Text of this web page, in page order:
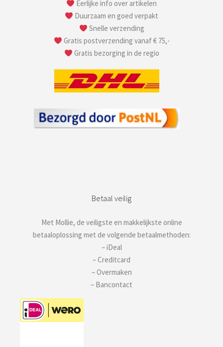
Eerlijke info over artikelen
Duurzaam en goed verpakt
Snelle verzending
Gratis postverzending vanaf € 75,-
Gratis bezorging in de regio
Betaal veilig
Met Mollie, de veiligste en makkelijkste online
betaaloplossing met de volgende betaalmethoden:
– iDeal
– Creditcard
– Overmaken
– Bancontact